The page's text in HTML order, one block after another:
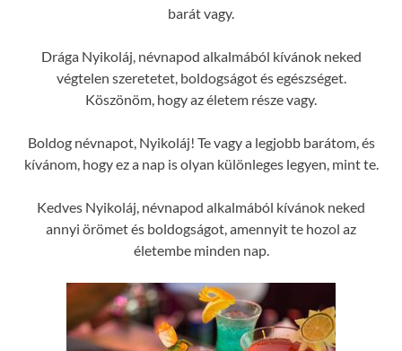
barát vagy.
Drága Nyikoláj, névnapod alkalmából kívánok neked
végtelen szeretetet, boldogságot és egészséget.
Köszönöm, hogy az életem része vagy.
Boldog névnapot, Nyikoláj! Te vagy a legjobb barátom, és
kívánom, hogy ez a nap is olyan különleges legyen, mint te.
Kedves Nyikoláj, névnapod alkalmából kívánok neked
annyi örömet és boldogságot, amennyit te hozol az
életembe minden nap.